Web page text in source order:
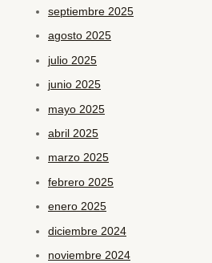
septiembre 2025
agosto 2025
julio 2025
junio 2025
mayo 2025
abril 2025
marzo 2025
febrero 2025
enero 2025
diciembre 2024
noviembre 2024